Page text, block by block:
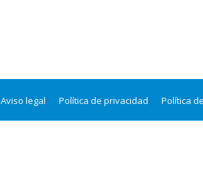
Aviso legal Política de privacidad Política